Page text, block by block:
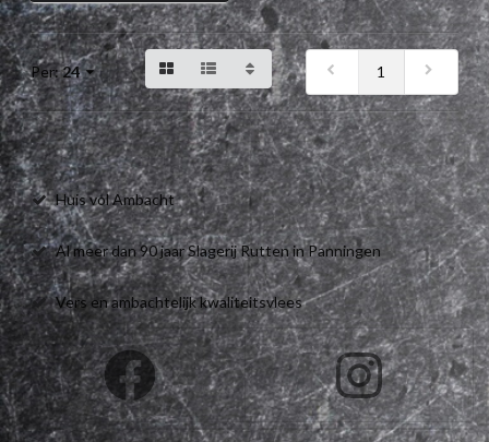
Per:24 1
Huis vol Ambacht
Al meer dan 90 jaar Slagerij Rutten in Panningen
Vers en ambachtelijk kwaliteitsvlees